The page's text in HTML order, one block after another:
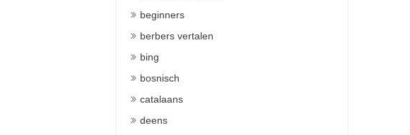
beginners
berbers vertalen
bing
bosnisch
catalaans
deens